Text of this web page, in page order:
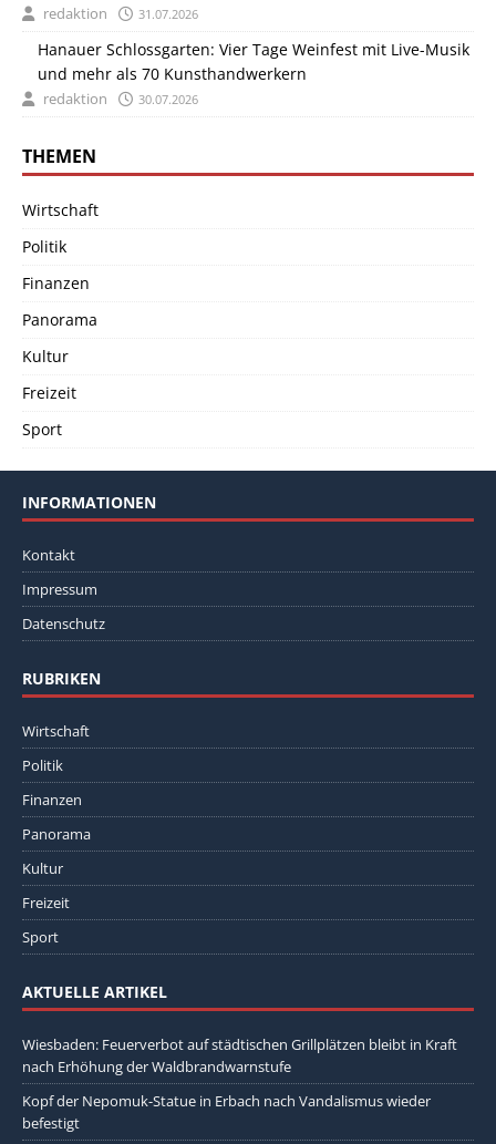
redaktion 31.07.2026
Hanauer Schlossgarten: Vier Tage Weinfest mit Live-Musik
und mehr als 70 Kunsthandwerkern
redaktion 30.07.2026
THEMEN
Wirtschaft
Politik
Finanzen
Panorama
Kultur
Freizeit
Sport
INFORMATIONEN
Kontakt
Impressum
Datenschutz
RUBRIKEN
Wirtschaft
Politik
Finanzen
Panorama
Kultur
Freizeit
Sport
AKTUELLE ARTIKEL
Wiesbaden: Feuerverbot auf städtischen Grillplätzen bleibt in Kraft
nach Erhöhung der Waldbrandwarnstufe
Kopf der Nepomuk-Statue in Erbach nach Vandalismus wieder
befestigt